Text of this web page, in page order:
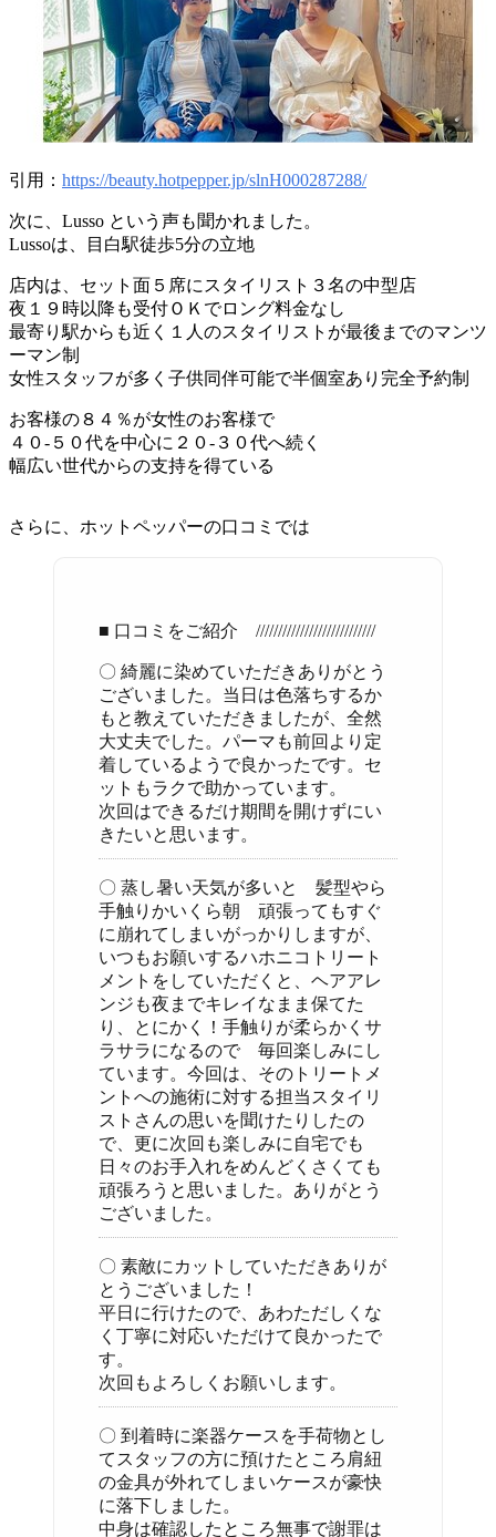
引用： https://beauty.hotpepper.jp/slnH000287288/
次に、Lusso という声も聞かれました。
Lussoは、目白駅徒歩5分の立地
店内は、セット面５席にスタイリスト３名の中型店
夜１９時以降も受付ＯＫでロング料金なし
最寄り駅からも近く１人のスタイリストが最後までのマンツ
ーマン制
女性スタッフが多く子供同伴可能で半個室あり完全予約制
お客様の８４％が女性のお客様で
４０-５０代を中心に２０-３０代へ続く
幅広い世代からの支持を得ている
さらに、ホットペッパーの口コミでは
■ 口コミをご紹介 ///////////////////////////
〇 綺麗に染めていただきありがとう
ございました。当日は色落ちするか
もと教えていただきましたが、全然
大丈夫でした。パーマも前回より定
着しているようで良かったです。セ
ットもラクで助かっています。
次回はできるだけ期間を開けずにい
きたいと思います。
〇 蒸し暑い天気が多いと 髪型やら
手触りかいくら朝 頑張ってもすぐ
に崩れてしまいがっかりしますが、
いつもお願いするハホニコトリート
メントをしていただくと、ヘアアレ
ンジも夜までキレイなまま保てた
り、とにかく！手触りが柔らかくサ
ラサラになるので 毎回楽しみにし
ています。今回は、そのトリートメ
ントへの施術に対する担当スタイリ
ストさんの思いを聞けたりしたの
で、更に次回も楽しみに自宅でも
日々のお手入れをめんどくさくても
頑張ろうと思いました。ありがとう
ございました。
〇 素敵にカットしていただきありが
とうございました！
平日に行けたので、あわただしくな
く丁寧に対応いただけて良かったで
す。
次回もよろしくお願いします。
〇 到着時に楽器ケースを手荷物とし
てスタッフの方に預けたところ肩紐
の金具が外れてしまいケースが豪快
に落下しました。
中身は確認したところ無事で謝罪は